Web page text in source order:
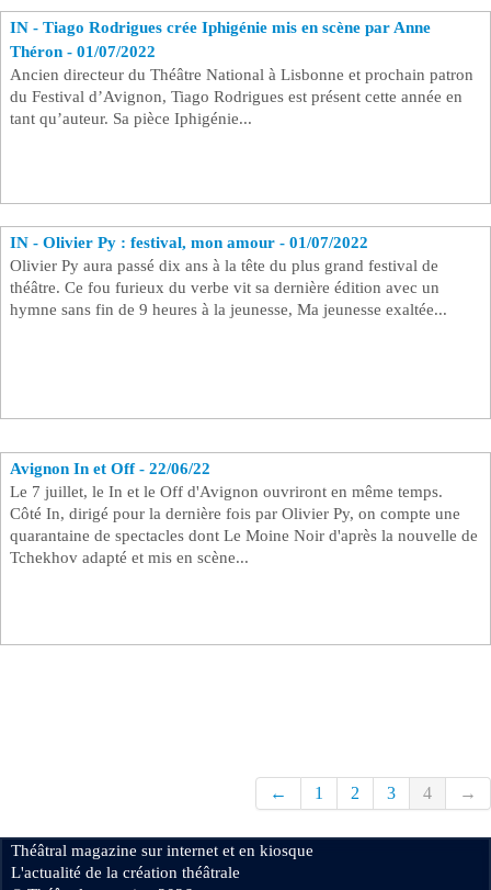
IN - Tiago Rodrigues crée Iphigénie mis en scène par Anne
Théron - 01/07/2022
Ancien directeur du Théâtre National à Lisbonne et prochain patron
du Festival d’Avignon, Tiago Rodrigues est présent cette année en
tant qu’auteur. Sa pièce Iphigénie...
IN - Olivier Py : festival, mon amour - 01/07/2022
Olivier Py aura passé dix ans à la tête du plus grand festival de
théâtre. Ce fou furieux du verbe vit sa dernière édition avec un
hymne sans fin de 9 heures à la jeunesse, Ma jeunesse exaltée...
Avignon In et Off - 22/06/22
Le 7 juillet, le In et le Off d'Avignon ouvriront en même temps.
Côté In, dirigé pour la dernière fois par Olivier Py, on compte une
quarantaine de spectacles dont Le Moine Noir d'après la nouvelle de
Tchekhov adapté et mis en scène...
← 1 2 3 4 →
Théâtral magazine sur internet et en kiosque
L'actualité de la création théâtrale